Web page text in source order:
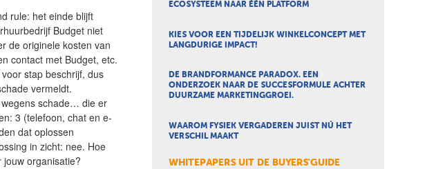
rule: het einde blijft
Budget niet
de originele kosten van
contact met Budget, etc.
stap beschrijf, dus
vermeldt.
schade… die er
3 (telefoon, chat en e-
dat oplossen
in zicht: nee. Hoe
organisatie?
ECOSYSTEEM NAAR ÉÉN PLATFORM
KIES VOOR EEN TIJDELIJK WINKELCONCEPT MET
LANGDURIGE IMPACT!
DE BRANDFORMANCE PARADOX. EEN
ONDERZOEK NAAR DE SUCCESFORMULE ACHTER
DUURZAME MARKETINGGROEI.
WAAROM FYSIEK VERGADEREN JUIST NÚ HET
VERSCHIL MAAKT
WHITEPAPERS UIT DE BUYERS'GUIDE